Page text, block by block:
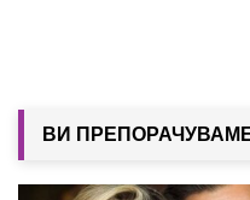
ВИ